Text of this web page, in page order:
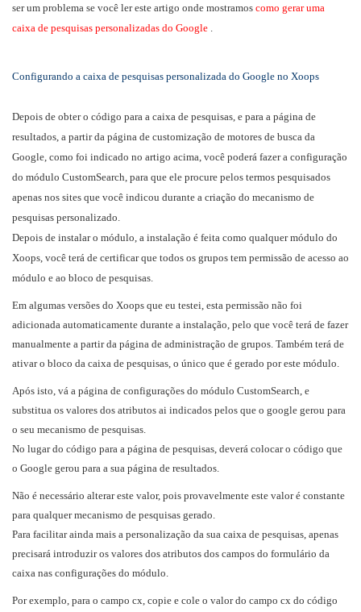
ser um problema se você ler este artigo onde mostramos como gerar uma
caixa de pesquisas personalizadas do Google
Configurando a caixa de pesquisas personalizada do Google no Xoops
Depois de obter o código para a caixa de pesquisas, e para a página de
resultados, a partir da página de customização de motores de busca da
Google, como foi indicado no artigo acima, você poderá fazer a configuração
do módulo CustomSearch, para que ele procure pelos termos pesquisados
apenas nos sites que você indicou durante a criação do mecanismo de
pesquisas personalizado.
Depois de instalar o módulo, a instalação é feita como qualquer módulo do
Xoops, você terá de certificar que todos os grupos tem permissão de acesso ao
módulo e ao bloco de pesquisas.
Em algumas versões do Xoops que eu testei, esta permissão não foi
adicionada automaticamente durante a instalação, pelo que você terá de fazer
manualmente a partir da página de administração de grupos. Também terá de
ativar o bloco da caixa de pesquisas, o único que é gerado por este módulo.
Após isto, vá a página de configurações do módulo CustomSearch, e
substitua os valores dos atributos ai indicados pelos que o google gerou para
o seu mecanismo de pesquisas.
No lugar do código para a página de pesquisas, deverá colocar o código que
o Google gerou para a sua página de resultados.
Não é necessário alterar este valor, pois provavelmente este valor é constante
para qualquer mecanismo de pesquisas gerado.
Para facilitar ainda mais a personalização da sua caixa de pesquisas, apenas
precisará introduzir os valores dos atributos dos campos do formulário da
caixa nas configurações do módulo.
Por exemplo, para o campo cx, copie e cole o valor do campo cx do código